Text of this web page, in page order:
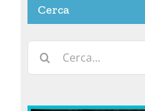
Cerca
per: